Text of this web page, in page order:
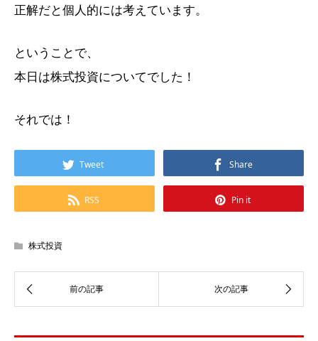
正解だと個人的には考えています。
ということで、
本日は株式投資についてでした！
それでは！
Tweet Share
RSS Pin it
株式投資